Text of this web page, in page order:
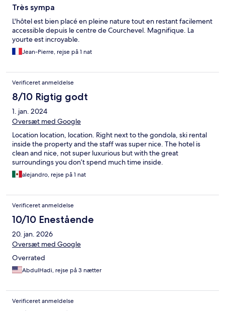
Très sympa
L'hôtel est bien placé en pleine nature tout en restant facilement
accessible depuis le centre de Courchevel. Magnifique. La
yourte est incroyable.
Jean-Pierre, rejse på 1 nat
Verificeret anmeldelse
8/10 Rigtig godt
1. jan. 2024
Oversæt med Google
Location location, location. Right next to the gondola, ski rental
inside the property and the staff was super nice. The hotel is
clean and nice, not super luxurious but with the great
surroundings you don’t spend much time inside.
alejandro, rejse på 1 nat
Verificeret anmeldelse
10/10 Enestående
20. jan. 2026
Oversæt med Google
Overrated
AbdulHadi, rejse på 3 nætter
Verificeret anmeldelse